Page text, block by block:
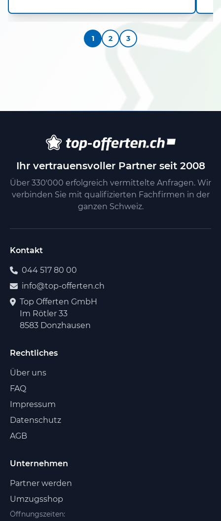
1 2 3
Ihr vertrauensvoller Partner seit 2008
Über 330'000 erfolgreich vermittelte Anfragen. Wir
verbinden Sie mit qualifizierten Fachfirmen in der
ganzen Schweiz.
Kontakt
044 517 80 00
info@top-offerten.ch
Top Offerten GmbH
Im Rötler 33
8583 Donzhausen
Rechtliches
Über uns
FAQ
Impressum
Datenschutz
AGB
Unternehmen
Partner werden
Umzugsshop
Öffnungszeiten: